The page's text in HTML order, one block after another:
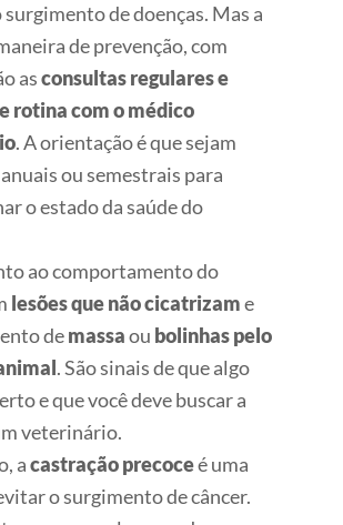
de doenças. Mas a
de prevenção, com
asconsultas regulares e
rotina com o médico
. A orientação é que sejam
ou semestrais para
o estado da saúde do
ao comportamento do
lesões que não cicatrizame
demassaou bolinhas pelo
. São sinais de que algo
e que você deve buscar a
veterinário.
acastração precoceé uma
o surgimento de câncer.